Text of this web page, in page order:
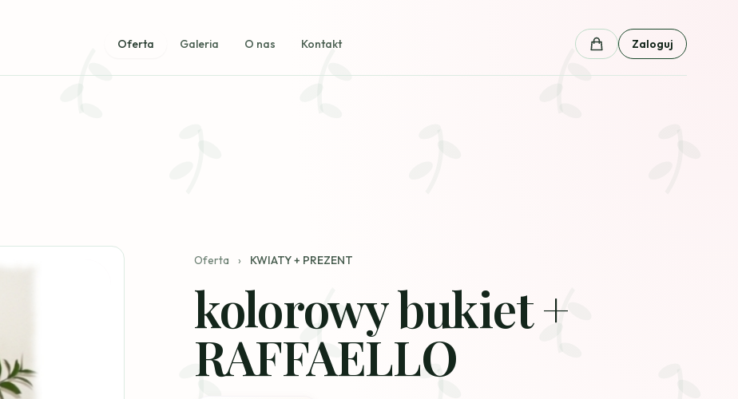
Oferta Galeria O nas Kontakt Koszyk Zaloguj
Oferta › KWIATY + PREZENT
kolorowy bukiet +
RAFFAELLO